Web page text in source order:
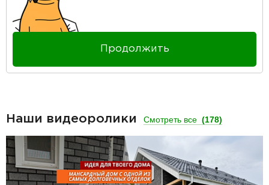
Продолжить
Наши видеоролики Смотреть все (178)